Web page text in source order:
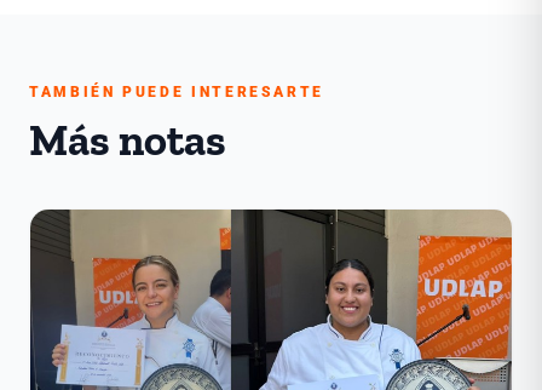
TAMBIÉN PUEDE INTERESARTE
Más notas